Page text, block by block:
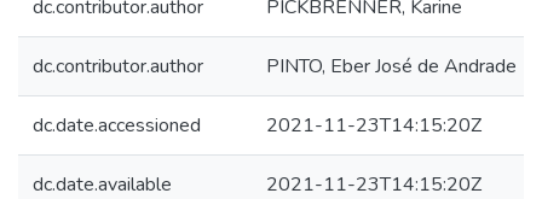
dc.contributor.author PICKBRENNER, Karine
dc.contributor.author PINTO, Eber José de Andrade
dc.date.accessioned 2021-11-23T14:15:20Z
dc.date.available 2021-11-23T14:15:20Z